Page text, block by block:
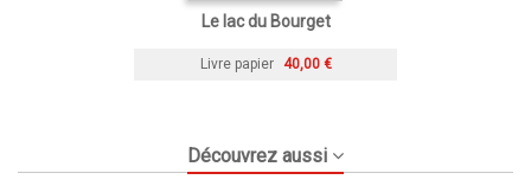
Le lac du Bourget
Livre papier 40,00 €
Découvrez aussi